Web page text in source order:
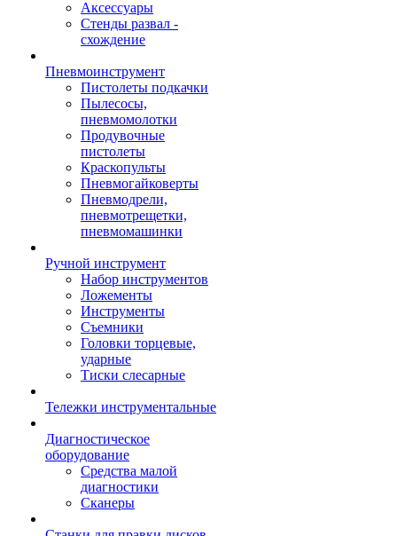
Аксессуары
Стенды развал -
схождение
Пневмоинструмент
Пистолеты подкачки
Пылесосы,
пневмомолотки
Продувочные
пистолеты
Краскопульты
Пневмогайковерты
Пневмодрели,
пневмотрещетки,
пневмомашинки
Ручной инструмент
Набор инструментов
Ложементы
Инструменты
Съемники
Головки торцевые,
ударные
Тиски слесарные
Тележки инструментальные
Диагностическое
оборудование
Средства малой
диагностики
Сканеры